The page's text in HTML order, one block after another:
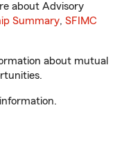
about Advisory
Summary, SFIMC
about mutual